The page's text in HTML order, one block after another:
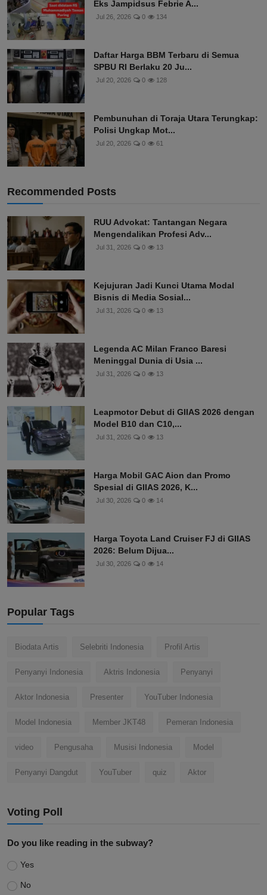
Eks Jampidsus Febrie A...
Jul 26, 2026 0 134
Daftar Harga BBM Terbaru di Semua
SPBU RI Berlaku 20 Ju...
Jul 20, 2026 0 128
Pembunuhan di Toraja Utara Terungkap:
Polisi Ungkap Mot...
Jul 20, 2026 0 61
Recommended Posts
RUU Advokat: Tantangan Negara
Mengendalikan Profesi Adv...
Jul 31, 2026 0 13
Kejujuran Jadi Kunci Utama Modal
Bisnis di Media Sosial...
Jul 31, 2026 0 13
Legenda AC Milan Franco Baresi
Meninggal Dunia di Usia ...
Jul 31, 2026 0 13
Leapmotor Debut di GIIAS 2026 dengan
Model B10 dan C10,...
Jul 31, 2026 0 13
Harga Mobil GAC Aion dan Promo
Spesial di GIIAS 2026, K...
Jul 30, 2026 0 14
Harga Toyota Land Cruiser FJ di GIIAS
2026: Belum Dijua...
Jul 30, 2026 0 14
Popular Tags
Biodata Artis Selebriti Indonesia Profil Artis
Penyanyi Indonesia Aktris Indonesia Penyanyi
Aktor Indonesia Presenter YouTuber Indonesia
Model Indonesia Member JKT48 Pemeran Indonesia
video Pengusaha Musisi Indonesia Model
Penyanyi Dangdut YouTuber quiz Aktor
Voting Poll
Do you like reading in the subway?
Yes
No